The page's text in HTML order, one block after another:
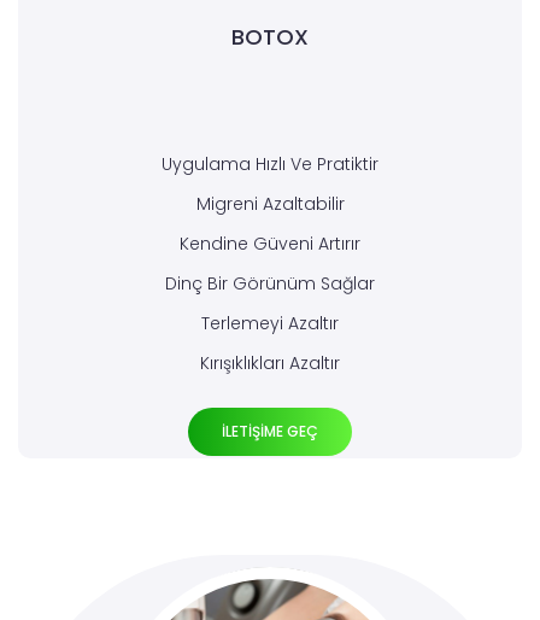
BOTOX
Uygulama Hızlı Ve Pratiktir
Migreni Azaltabilir
Kendine Güveni Artırır
Dinç Bir Görünüm Sağlar
Terlemeyi Azaltır
Kırışıklıkları Azaltır
İLETİŞİME GEÇ